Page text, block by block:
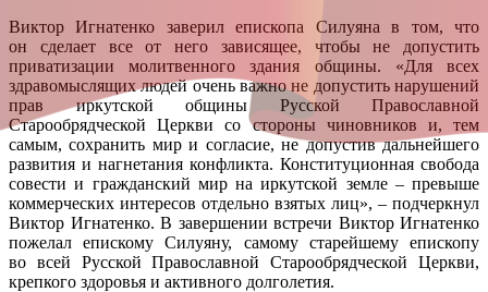
Виктор Игнатенко заверил епископа Силуяна в том, что
он сделает все от него зависящее, чтобы не допустить
приватизации молитвенного здания общины. «Для всех
здравомыслящих людей очень важно не допустить нарушений
прав иркутской общины Русской Православной
Старообрядческой Церкви со стороны чиновников и, тем
самым, сохранить мир и согласие, не допустив дальнейшего
развития и нагнетания конфликта. Конституционная свобода
совести и гражданский мир на иркутской земле – превыше
коммерческих интересов отдельно взятых лиц», – подчеркнул
Виктор Игнатенко. В завершении встречи Виктор Игнатенко
пожелал епискому Силуяну, самому старейшему епископу
во всей Русской Православной Старообрядческой Церкви,
крепкого здоровья и активного долголетия.